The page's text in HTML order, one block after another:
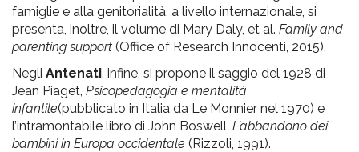
famiglie e alla genitorialità, a livello internazionale, si
presenta, inoltre, il volume di Mary Daly, et al. Family and
parenting support (Office of Research Innocenti, 2015).
Negli Antenati, infine, si propone il saggio del 1928 di
Jean Piaget, Psicopedagogia e mentalità
infantile(pubblicato in Italia da Le Monnier nel 1970) e
l’intramontabile libro di John Boswell, L’abbandono dei
bambini in Europa occidentale (Rizzoli, 1991).